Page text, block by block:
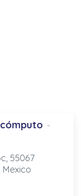
-
55067
Mexico